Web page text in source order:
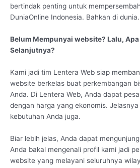
bertindak penting untuk
DuniaOnline Indonesia. Bahkan di dunia.
Belum Mempunyai website? Lalu,
Selanjutnya?
Kami jadi tim Lentera Web siap
website berkelas buat perkembangan
Anda. Di Lentera Web, Anda dapat
dengan harga yang ekonomis.
kebutuhan Anda juga.
Biar lebih jelas, Anda dapat
Anda bakal mengenali profil kami jadi
website yang melayani seluruhnya